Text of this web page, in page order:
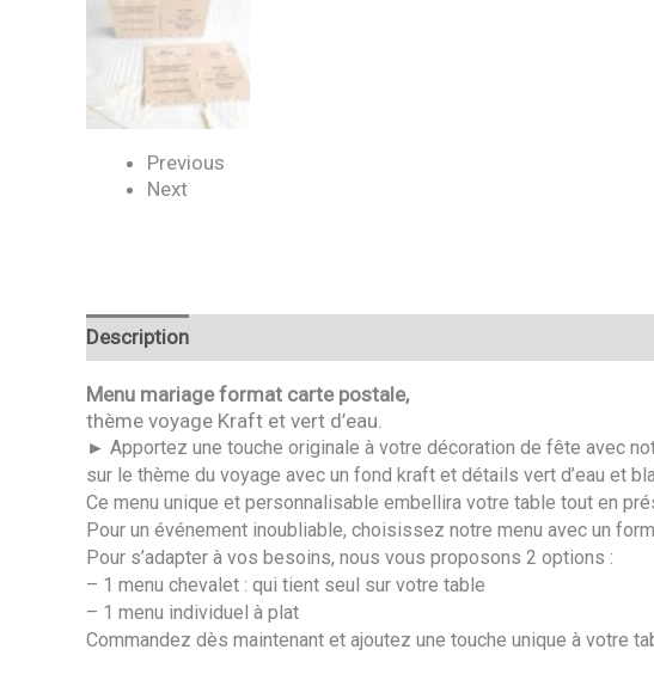
Previous
Next
Description
Menu mariage format carte postale,
thème voyage Kraft et vert d’eau.
► Apportez une touche originale à votre décoration de fête avec
sur le thème du voyage avec un fond kraft et détails vert d’eau et
Ce menu unique et personnalisable embellira votre table tout en
Pour un événement inoubliable, choisissez notre menu avec un
Pour s’adapter à vos besoins, nous vous proposons 2 options :
– 1 menu chevalet : qui tient seul sur votre table
– 1 menu individuel à plat
Commandez dès maintenant et ajoutez une touche unique à votre